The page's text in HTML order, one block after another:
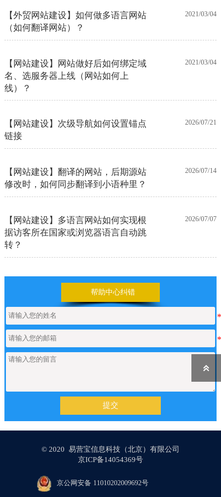
【外贸网站建设】如何做多语言网站
（如何翻译网站）？
2021/03/04
【网站建设】网站做好后如何绑定域
名、选服务器上线（网站如何上
线）？
2021/03/04
【网站建设】次级导航如何设置锚点
链接
2026/07/21
【网站建设】翻译的网站，后期源站
修改时，如何同步翻译到小语种里？
2026/07/14
【网站建设】多语言网站如何实现根
据访客所在国家或浏览器语言自动跳
转？
2026/07/07
【网站建设】前台UI装修页和后台专
业版编辑器里如何添加表格
2026/06/25
【网站建设】表单管理 2026/06/17
如何申请通义千问API的Key
【网站建设】产品/新闻详情里的关键
词标签链接，如何设置链接文字的样
式？
【网站建设】AI 代码助手
【网站建设】分类banner
帮助中心纠错
提交
© 2020 易营宝信息科技（北京）有限公司
京ICP备14054369号
京公网安备 11010202009692号
